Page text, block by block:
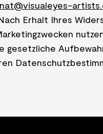
nat@visualeyes-
Erhalt Ihres
gesetzliche